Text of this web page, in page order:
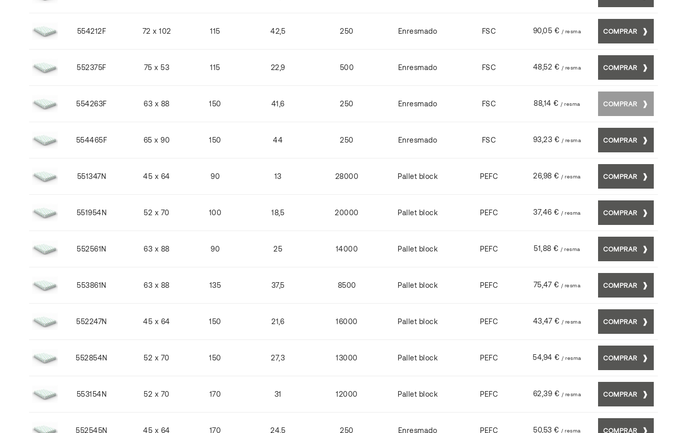
554212F 72 x 102 115 42,5 250 Enresmado FSC 90,05 € / resma COMPRAR
552375F 75 x 53 115 22,9 500 Enresmado FSC 48,52 € / resma COMPRAR
554263F 63 x 88 150 41,6 250 Enresmado FSC 88,14 € / resma COMPRAR
554465F 65 x 90 150 44 250 Enresmado FSC 93,23 € / resma COMPRAR
551347N 45 x 64 90 13 28000 Pallet block PEFC 26,98 € / resma COMPRAR
551954N 52 x 70 100 18,5 20000 Pallet block PEFC 37,46 € / resma COMPRAR
552561N 63 x 88 90 25 14000 Pallet block PEFC 51,88 € / resma COMPRAR
553861N 63 x 88 135 37,5 8500 Pallet block PEFC 75,47 € / resma COMPRAR
552247N 45 x 64 150 21,6 16000 Pallet block PEFC 43,47 € / resma COMPRAR
552854N 52 x 70 150 27,3 13000 Pallet block PEFC 54,94 € / resma COMPRAR
553154N 52 x 70 170 31 12000 Pallet block PEFC 62,39 € / resma COMPRAR
552545N 45 x 64 170 24,5 250 Enresmado PEFC 50,53 € / resma COMPRAR